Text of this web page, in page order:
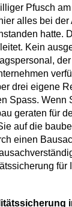
Pfusch
alles bei der
hatte.
Kein
drei eigene
Spass. Wenn
geraten für
auf die
einen
für